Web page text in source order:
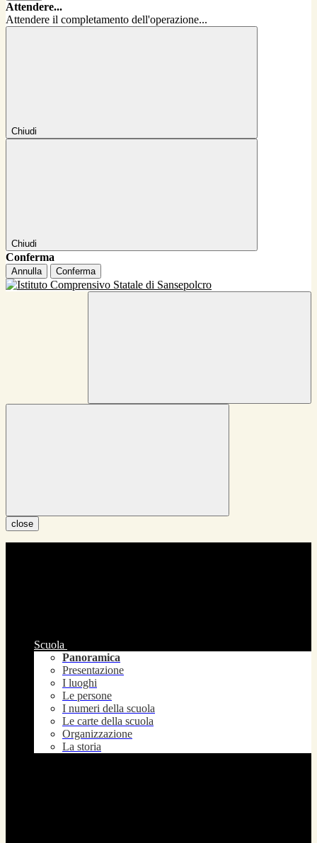
Attendere...
Attendere il completamento dell'operazione...
Chiudi
Chiudi
Conferma
Annulla Conferma
close
Scuola
Panoramica
Presentazione
I luoghi
Le persone
I numeri della scuola
Le carte della scuola
Organizzazione
La storia